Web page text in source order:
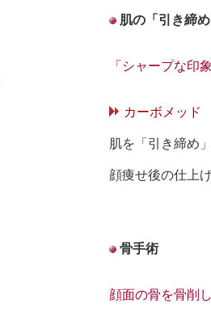
肌の「引き締
「シャープな印
カーボメッド
肌を「引き締め
顔痩せ後の仕上
骨手術
顔面の骨を骨削